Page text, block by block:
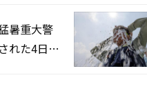
暑重大警
れた4日、